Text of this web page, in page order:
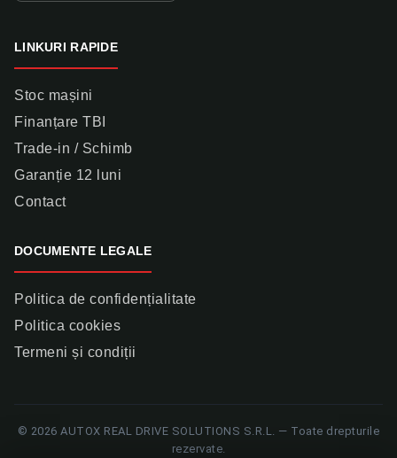
LINKURI RAPIDE
Stoc mașini
Finanțare TBI
Trade-in / Schimb
Garanție 12 luni
Contact
DOCUMENTE LEGALE
Politica de confidențialitate
Politica cookies
Termeni și condiții
© 2026 AUTOX REAL DRIVE SOLUTIONS S.R.L. — Toate drepturile
rezervate.